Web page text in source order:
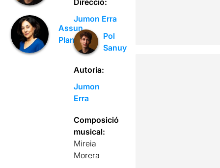
Assun
Planas
Jumon Erra
Pol
Sanuy
Autoria:
Jumon
Erra
Composició
musical:
Mireia
Morera